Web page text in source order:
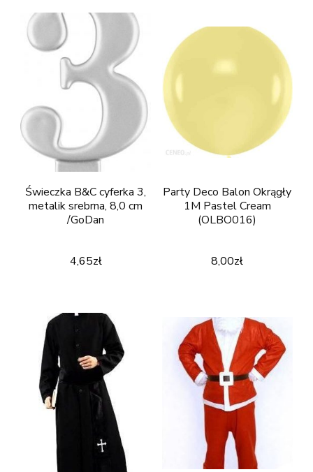
Świeczka B&C cyferka 3,
metalik srebrna, 8,0 cm
/GoDan
4,65zł
Party Deco Balon Okrągły
1M Pastel Cream
(OLBO016)
8,00zł